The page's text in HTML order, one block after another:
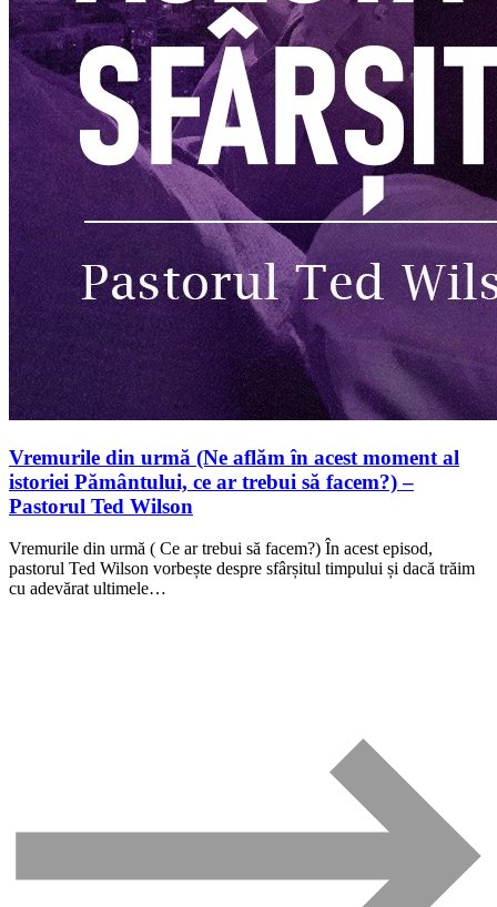
Vremurile din urmă (Ne aflăm în acest moment al
istoriei Pământului, ce ar trebui să facem?) –
Pastorul Ted Wilson
Vremurile din urmă ( Ce ar trebui să facem?) În acest episod,
pastorul Ted Wilson vorbește despre sfârșitul timpului și dacă trăim
cu adevărat ultimele…